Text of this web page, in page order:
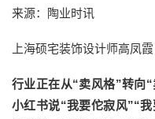
来源：陶业时讯
上海硕宅装饰设计师高凤霞
行业正在从“卖风格”转向
小红书说“我要佗寂风”“